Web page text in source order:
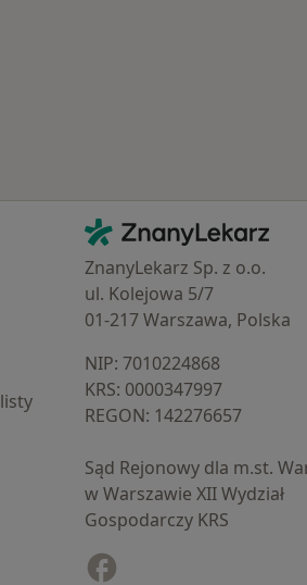
Kontakt
ZnanyLekarz - Strona główna
ZnanyLekarz Sp. z o.o.
ul. Kolejowa 5/7
01-217 Warszawa, Polska
NIP: ⁠7010224868
KRS: ⁠0000347997
REGON: ⁠142276657
Sąd Rejonowy dla m.st.
w Warszawie XII Wydział
Gospodarczy KRS